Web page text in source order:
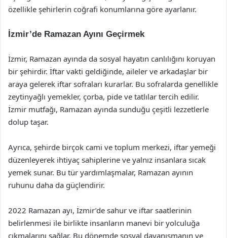
özellikle şehirlerin coğrafi konumlarına göre ayarlanır.
İzmir’de Ramazan Ayını Geçirmek
İzmir, Ramazan ayında da sosyal hayatın canlılığını koruyan
bir şehirdir. İftar vakti geldiğinde, aileler ve arkadaşlar bir
araya gelerek iftar sofraları kurarlar. Bu sofralarda genellikle
zeytinyağlı yemekler, çorba, pide ve tatlılar tercih edilir.
İzmir mutfağı, Ramazan ayında sunduğu çeşitli lezzetlerle
dolup taşar.
Ayrıca, şehirde birçok cami ve toplum merkezi, iftar yemeği
düzenleyerek ihtiyaç sahiplerine ve yalnız insanlara sıcak
yemek sunar. Bu tür yardımlaşmalar, Ramazan ayının
ruhunu daha da güçlendirir.
2022 Ramazan ayı, İzmir’de sahur ve iftar saatlerinin
belirlenmesi ile birlikte insanların manevi bir yolculuğa
çıkmalarını sağlar. Bu dönemde sosyal dayanışmanın ve